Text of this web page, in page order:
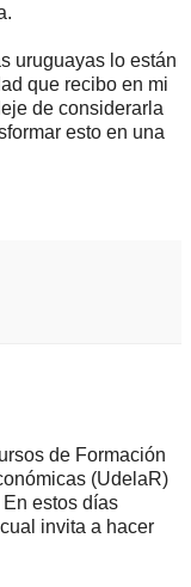
uruguayas lo están
que recibo en mi
de considerarla
esto en una
de Formación
(UdelaR)
estos días
invita a hacer